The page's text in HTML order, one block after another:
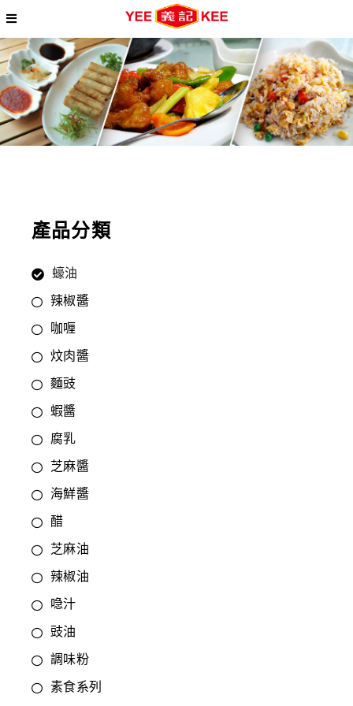
產品分類
蠔油
辣椒醬
咖喱
炆肉醬
麵豉
蝦醬
腐乳
芝麻醬
海鮮醬
醋
芝麻油
辣椒油
喼汁
豉油
調味粉
素食系列